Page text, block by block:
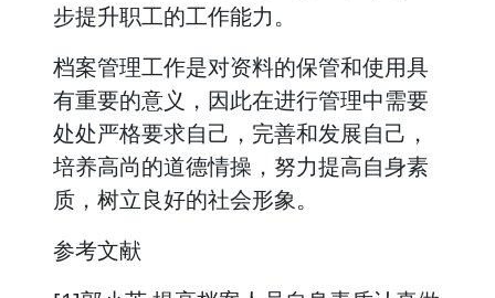
步提升职工的工作能力。
档案管理工作是对资料的保管和使用具
有重要的意义，因此在进行管理中需要
处处严格要求自己，完善和发展自己，
培养高尚的道德情操，努力提高自身素
质，树立良好的社会形象。
参考文献